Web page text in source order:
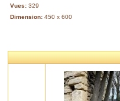
Vues: 329
Dimension: 450 x 600